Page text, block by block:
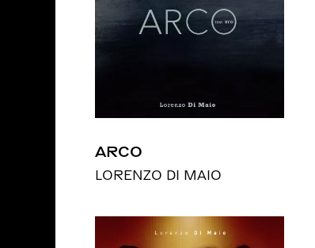
ARCO
LORENZO DI MAIO